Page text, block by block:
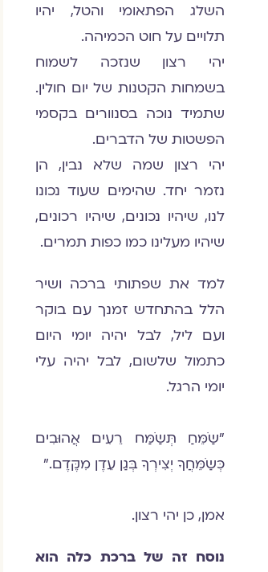
השלג הפתאומי והטל, יהיו
תלויים על חוט הכמיהה.
יהי רצון שנזכה לשמוח
בשמחות הקטנות של יום חולין.
שתמיד נוכה בסנוורים בקסמי
הפשטות של הדברים.
יהי רצון שמה שלא נבין, הן
נזמר יחד. שהימים שעוד נכונו
לנו, שיהיו נכונים, שיהיו רכונים,
שיהיו מעלינו כמו כפות תמרים.
למד את שפתותי ברכה ושיר
הלל בהתחדש זמנך עם בוקר
ועם ליל, לבל יהיה יומי היום
כתמול שלשום, לבל יהיה עלי
יומי הרגל.
"שַֹמֵּחַ תְּשַֹמַּח רֵעִים אֲהוּבִים
כְּשַֹמֵּחֲךָ יְצִירְךָ בְּגַן עֵדֶן מִקֶּדֶם."
אמן, כן יהי רצון.
נוסח זה של ברכת כלה הוא